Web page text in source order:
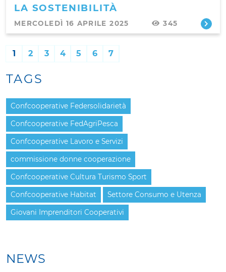
LA SOSTENIBILITÀ
MERCOLEDÌ 16 APRILE 2025 345
1 2 3 4 5 6 7
NEWS
TAGS
Confcooperative Federsolidarietà
Confcooperative FedAgriPesca
Confcooperative Lavoro e Servizi
commissione donne cooperazione
Confcooperative Cultura Turismo Sport
Confcooperative Habitat Settore Consumo e Utenza
Giovani Imprenditori Cooperativi